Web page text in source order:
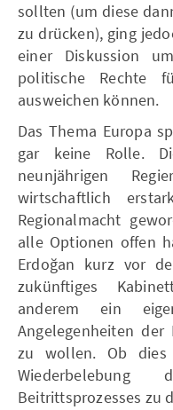
sollten (um diese
zu drücken), ging
einer Diskussion
politische Rechte
ausweichen können.
Das Thema Europa
gar keine Rolle.
neunjährigen
wirtschaftlich
Regionalmacht
alle Optionen offen
Erdoğan kurz vor
zukünftiges
anderem ein
Angelegenheiten der
zu wollen. Ob
Wiederbelebung
Beitrittsprozesses zu